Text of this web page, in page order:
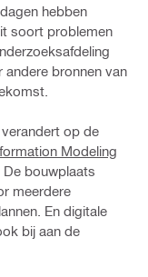
hebben
soort problemen
andere bronnen van
op de
Modeling
bouwplaats
meerdere
En digitale
bij aan de